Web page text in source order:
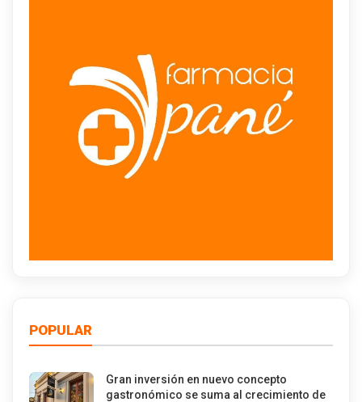
POPULAR
Gran inversión en nuevo concepto
gastronómico se suma al crecimiento de